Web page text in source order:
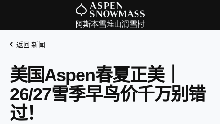
返回 新闻
美国Aspen春夏正美｜
26/27雪季早鸟价千万别错
过！